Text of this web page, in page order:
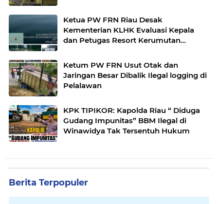
Ketua PW FRN Riau Desak
Kementerian KLHK Evaluasi Kepala
dan Petugas Resort Kerumutan
Ketum PW FRN Usut Otak dan
Jaringan Besar Dibalik Ilegal logging di
Pelalawan
KPK TIPIKOR: Kapolda Riau “ Diduga
Gudang Impunitas” BBM Ilegal di
Winawidya Tak Tersentuh Hukum
Berita Terpopuler